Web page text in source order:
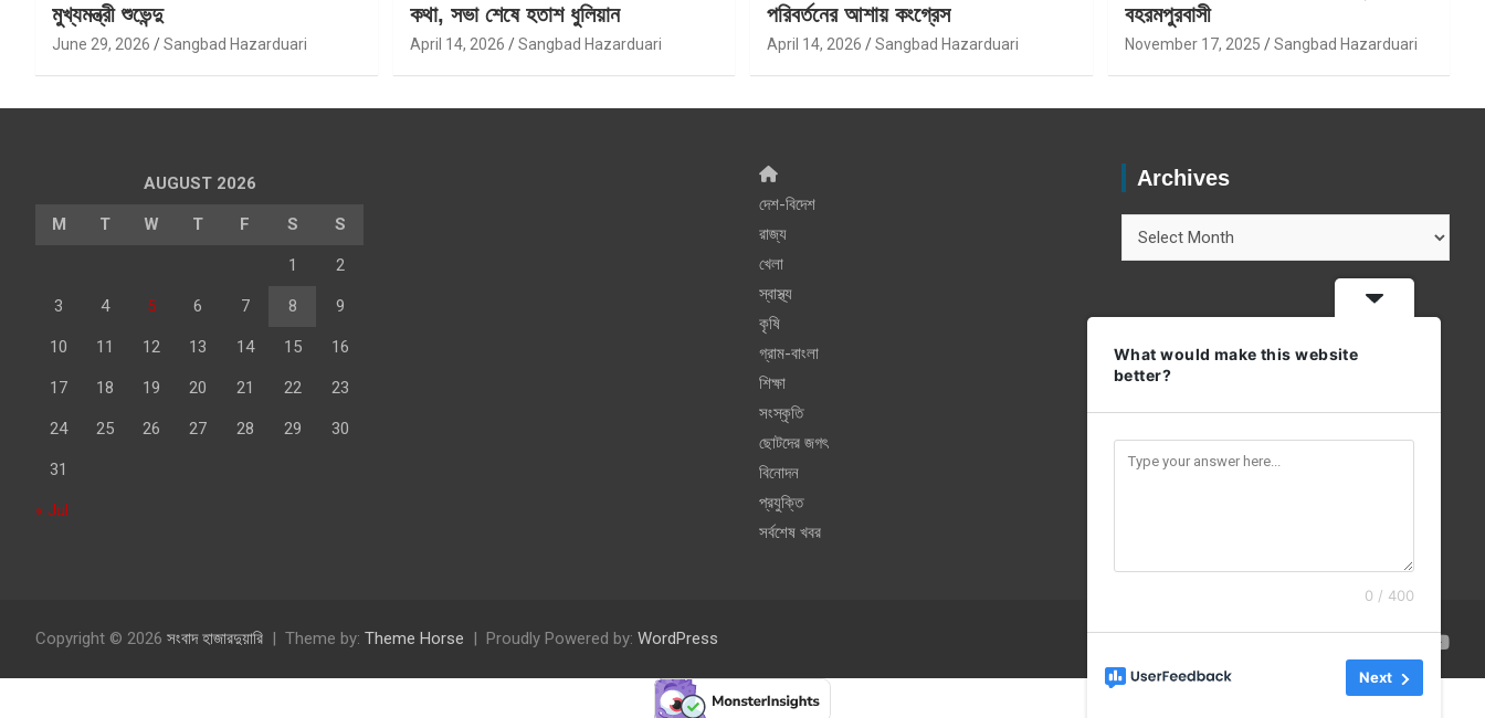
মুখ্যমন্ত্রী শুভেন্দু
June 29, 2026 Sangbad Hazarduari
কথা, সভা শেষে হতাশ ধুলিয়ান
April 14, 2026 Sangbad Hazarduari
পরিবর্তনের আশায় কংগ্রেস
April 14, 2026 Sangbad Hazarduari
বহরমপুরবাসী
November 17, 2025 Sangbad Hazarduari
AUGUST 2026
M T W T F S S
1 2
3 4 5 6 7 8 9
10 11 12 13 14 15 16
17 18 19 20 21 22 23
24 25 26 27 28 29 30
31
« Jul
দেশ-বিদেশ
রাজ্য
খেলা
স্বাস্থ্য
কৃষি
গ্রাম-বাংলা
শিক্ষা
সংস্কৃতি
ছোটদের জগৎ
বিনোদন
প্রযুক্তি
সর্বশেষ খবর
Archives
Copyright © 2026 সংবাদ হাজারদুয়ারি Theme by: Theme Horse Proudly Powered by: WordPress
What would make this website
better?
0 / 400
Next